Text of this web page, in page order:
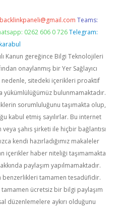
backlinkpaneli@gmail.com Teams:
0262 606 0 726 Telegram:
Kanun gereğince Bilgi Teknolojileri
onaylanmış bir Yer Sağlayıcı
sitedeki içerikleri proaktif
yükümlülüğümüz bulunmamaktadır.
sorumluluğunu taşımakta olup,
kabul etmiş sayılırlar. Bu internet
şahıs şirketi ile hiçbir bağlantısı
kendi hazırladığımız makaleler
içerikler haber niteliği taşımamakta
paylaşım yapılmamaktadır.
benzerlikleri tamamen tesadüfidir.
tamamen ücretsiz bir bilgi paylaşım
düzenlemelere aykırı olduğunu